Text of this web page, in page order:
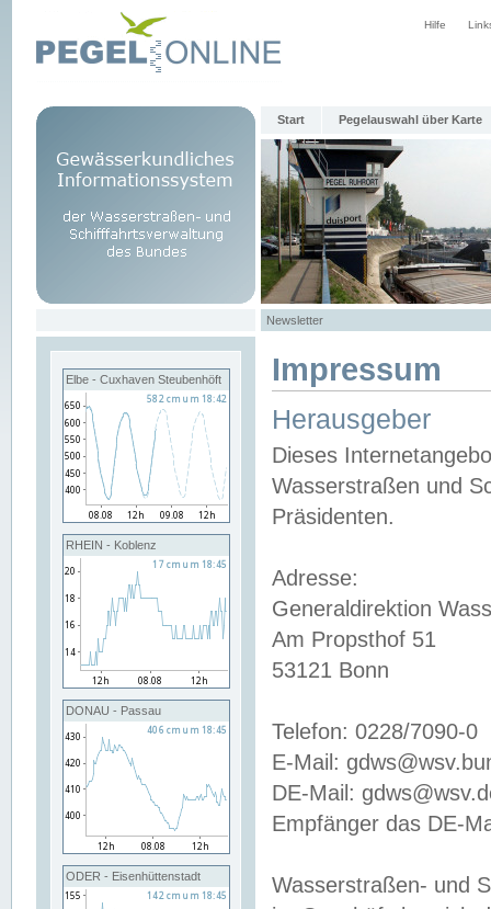
Hilfe
Start Pegelauswahl über Karte
Newsletter
Elbe - Cuxhaven Steubenhöft
RHEIN - Koblenz
DONAU - Passau
ODER - Eisenhüttenstadt
Impressum
Herausgeber
Dieses
Wasserstraßen und
Präsidenten.
Adresse:
Generaldirektion
Am Propsthof 51
53121 Bonn
Telefon: 0228/7090-0
E-Mail:
DE-Mail:
Empfänger das DE-
Wasserstraßen- und